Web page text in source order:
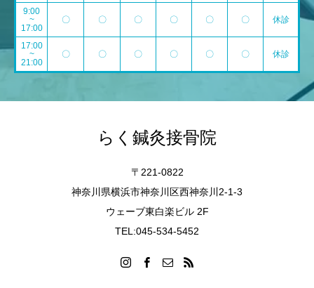
9:00
~
17:00
〇 〇 〇 〇 〇 〇 休診
17:00
~
21:00
〇 〇 〇 〇 〇 〇 休診
らく鍼灸接骨院
〒221-0822
神奈川県横浜市神奈川区西神奈川2-1-3
ウェーブ東白楽ビル 2F
TEL:045-534-5452